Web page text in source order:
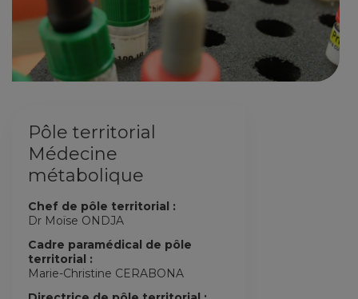
Pôle territorial
Médecine
métabolique
Chef de pôle territorial :
Dr Moïse ONDJA
Cadre paramédical de pôle
territorial :
Marie-Christine CERABONA